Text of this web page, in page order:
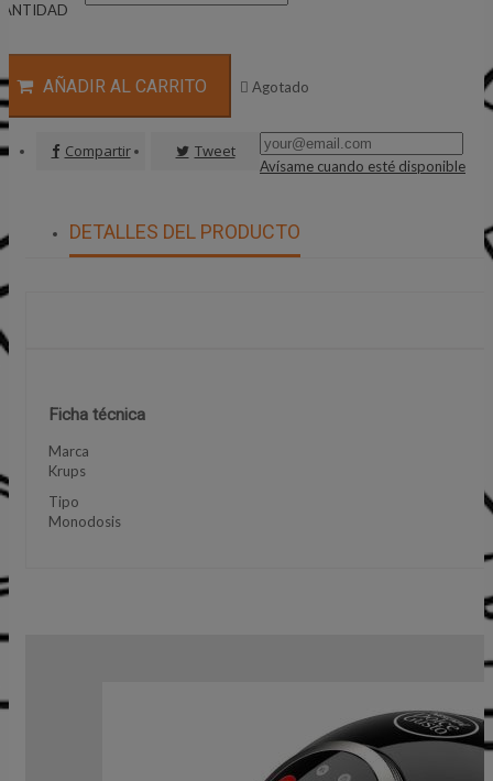
AÑADIR AL CARRITO  Agotado
Compartir Tweet
Avísame cuando esté disponible
DETALLES DEL PRODUCTO
Ficha técnica
Marca
Krups
Tipo
Monodosis